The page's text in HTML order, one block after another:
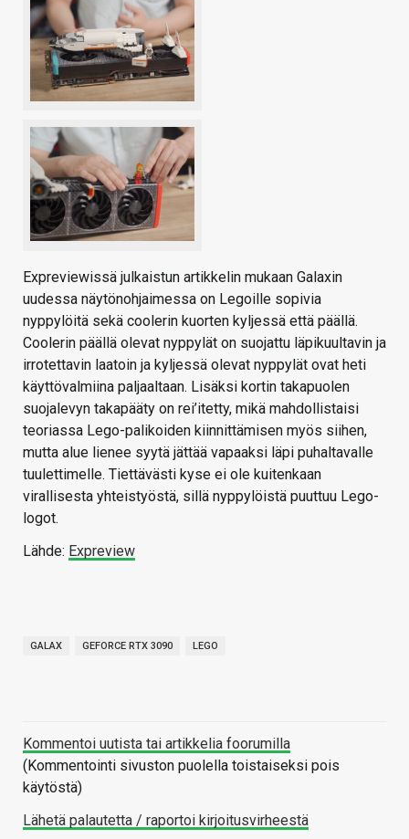
Expreviewissä julkaistun artikkelin mukaan Galaxin
uudessa näytönohjaimessa on Legoille sopivia
nyppylöitä sekä coolerin kuorten kyljessä että päällä.
Coolerin päällä olevat nyppylät on suojattu läpikuultavin ja
irrotettavin laatoin ja kyljessä olevat nyppylät ovat heti
käyttövalmiina paljaaltaan. Lisäksi kortin takapuolen
suojalevyn takapääty on rei’itetty, mikä mahdollistaisi
teoriassa Lego-palikoiden kiinnittämisen myös siihen,
mutta alue lienee syytä jättää vapaaksi läpi puhaltavalle
tuulettimelle. Tiettävästi kyse ei ole kuitenkaan
virallisesta yhteistyöstä, sillä nyppylöistä puuttuu Lego-
logot.
Lähde: Expreview
GALAX GEFORCE RTX 3090 LEGO
Kommentoi uutista tai artikkelia foorumilla
(Kommentointi sivuston puolella toistaiseksi pois
käytöstä)
Lähetä palautetta / raportoi kirjoitusvirheestä